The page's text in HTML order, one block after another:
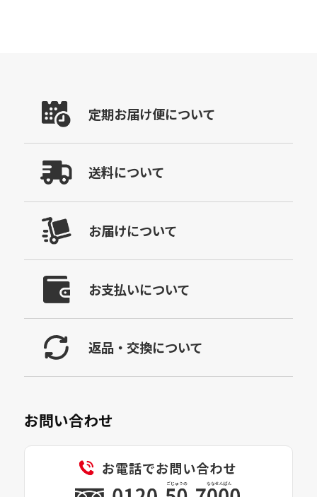
定期お届け便について
送料について
お届けについて
お支払いについて
返品・交換について
お問い合わせ